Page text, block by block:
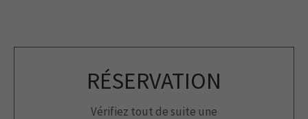
RÉSERVATION
Vérifiez tout de suite une